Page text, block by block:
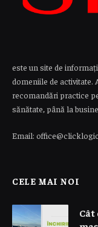
este un site de
domeniile de activitate.
recomandări practice
sănătate, până la
Email:
CELE MAI NOI
Cât